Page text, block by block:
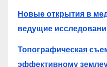
Новые открытия в
ведущие
Топографическая
эффективному